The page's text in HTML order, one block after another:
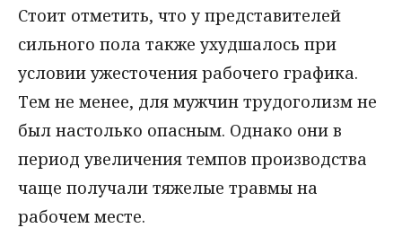
Стоит отметить, что у представителей
сильного пола также ухудшалось при
условии ужесточения рабочего графика.
Тем не менее, для мужчин трудоголизм не
был настолько опасным. Однако они в
период увеличения темпов производства
чаще получали тяжелые травмы на
рабочем месте.